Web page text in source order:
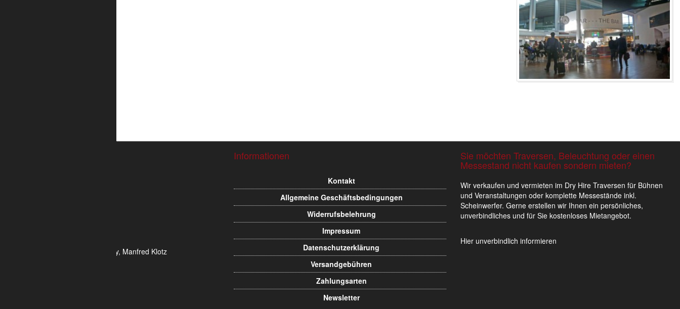
Flughafen Projekt 1 Bild
Geschäftsführung Yekta Geray, Manfred Klotz
Informationen
Kontakt
Allgemeine Geschäftsbedingungen
Widerrufsbelehrung
Impressum
Datenschutzerklärung
Versandgebühren
Zahlungsarten
Newsletter
Sie möchten Traversen, Beleuchtung oder einen
Messestand nicht kaufen sondern mieten?
Wir verkaufen und vermieten im Dry Hire Traversen für Bühnen
und Veranstaltungen oder komplette Messestände inkl.
Scheinwerfer. Gerne erstellen wir Ihnen ein persönliches,
unverbindliches und für Sie kostenloses Mietangebot.
Hier unverbindlich informieren